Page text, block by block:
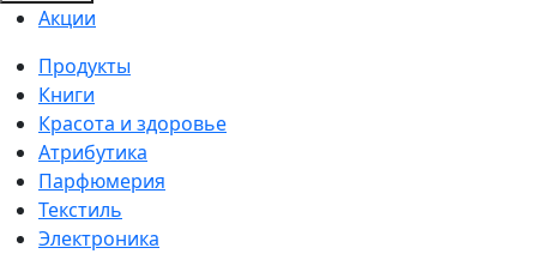
Акции
Продукты
Книги
Красота и здоровье
Атрибутика
Парфюмерия
Текстиль
Электроника